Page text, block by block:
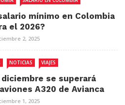
mínimo en Colombia
el 2026?
2, 2025
NOTICIAS VIAJES
se superará
A320 de Avianca
1, 2025